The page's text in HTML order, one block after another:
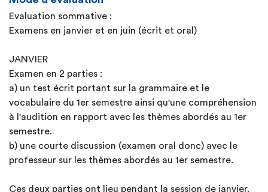
Evaluation sommative :
Examens en janvier et en juin (écrit et oral)
JANVIER
Examen en 2 parties :
a) un test écrit portant sur la grammaire et le
vocabulaire du 1er semestre ainsi qu'une compréhension
à l'audition en rapport avec les thèmes abordés au 1er
semestre.
b) une courte discussion (examen oral donc) avec le
professeur sur les thèmes abordés au 1er semestre.
Ces deux parties ont lieu pendant la session de janvier.